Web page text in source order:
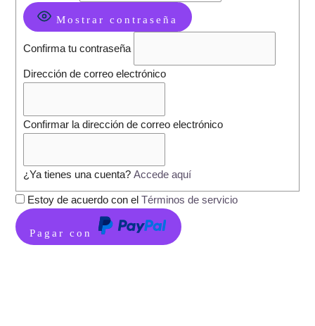
Mostrar contraseña
Confirma tu contraseña
Dirección de correo electrónico
Confirmar la dirección de correo electrónico
¿Ya tienes una cuenta? Accede aquí
Estoy de acuerdo con elTérminos de servicio
Pagar con